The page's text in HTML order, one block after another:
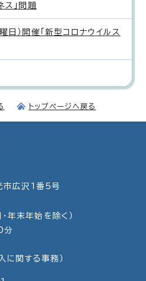
ス」問題
）開催「新型コロナウイルス
トップページへ戻る
広沢1番5号
年末年始を除く）
分
関する事務）